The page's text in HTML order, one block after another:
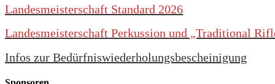
Landesmeisterschaft Standard 2026
Landesmeisterschaft Perkussion und „Traditional
Infos zur Bedürfniswiederholungsbescheinigung